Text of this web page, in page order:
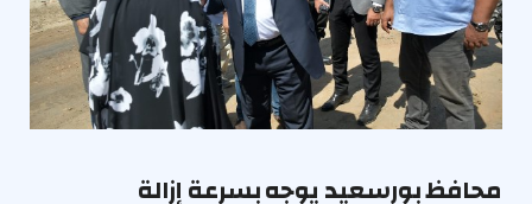
محافظ بورسعيد يوجه بسرعة إزالة